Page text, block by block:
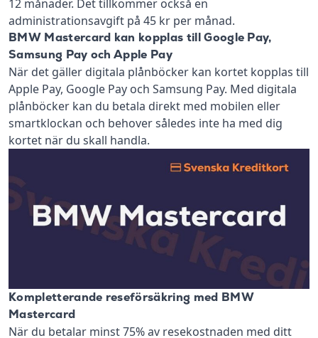
12 månader. Det tillkommer också en
administrationsavgift på 45 kr per månad.
BMW Mastercard kan kopplas till Google Pay,
Samsung Pay och Apple Pay
När det gäller digitala plånböcker kan kortet kopplas till
Apple Pay, Google Pay och Samsung Pay. Med digitala
plånböcker kan du betala direkt med mobilen eller
smartklockan och behover således inte ha med dig
kortet när du skall handla.
Kompletterande reseförsäkring med BMW
Mastercard
När du betalar minst 75% av resekostnaden med ditt